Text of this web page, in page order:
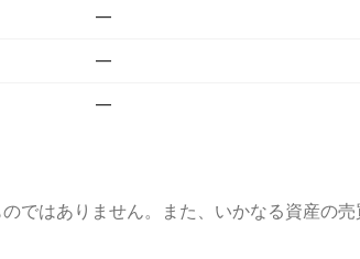
—
—
—
ではありません。また、いかなる資産の